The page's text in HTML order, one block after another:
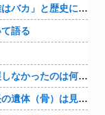
織田信雄って、「織田信雄はバカ」と歴史に書かれているが今まで家が残っているんでバカではないよな？
語る
３～１５世紀に文明が発展しなかったのは何故か？
なぜ本能寺の変で織田信長の遺体（骨）は見つからなかったのか